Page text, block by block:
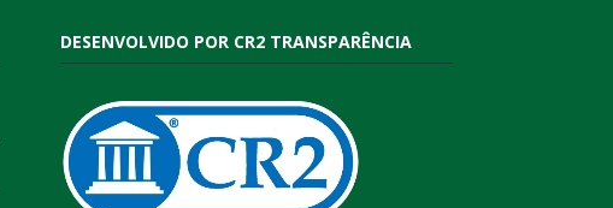
DESENVOLVIDO POR CR2 TRANSPARÊNCIA